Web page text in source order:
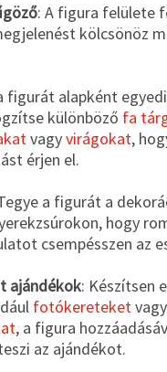
: A figura felülete
kölcsönöz
figurát alapként egyedi
különböző fa
vagyvirágokat,
érjen el.
a figurát a
hogy
csempésszen az
ajándékok: Készítsen
fotókereteket vagy
, a figura
az ajándékot.